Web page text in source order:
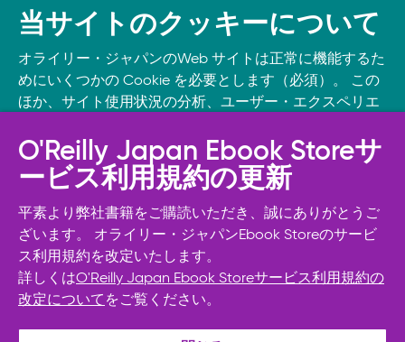
書籍注文
Take O’Reilly with you and learn anywhere, anytime on your
phone
and tablet.
© 2026, O’Reilly Japan, Inc. oreilly.co.jpに掲載されているすべて
当サイトのクッキーについて
オライリー・ジャパンのWeb サイトは正常に機能するた
めにいくつかの Cookie を必要とします（必須）。 この
ほか、サイト使用状況の分析、ユーザー・エクスペリエ
その他の Cookie を使用することがあります。 詳細につ
いては Cookie設定をご確認ください。
また、オライリー・ジャパンのプライバシーポリシーに
ついては 個人情報保護方針をご確認ください。
Cookie設定
必須Cookie以外を拒否する
O'Reilly Japan Ebook Storeサ
ービス利用規約の更新
平素より弊社書籍をご購読いただき、誠にありがとうご
ざいます。 オライリー・ジャパンEbook Storeのサービ
ス利用規約を改定いたします。
詳しくはO'Reilly Japan Ebook Storeサービス利用規約の
改定について をご覧ください。